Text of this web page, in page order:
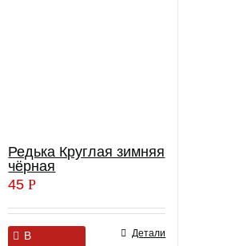
Редька Круглая зимняя
чёрная
45Р
В
Детали